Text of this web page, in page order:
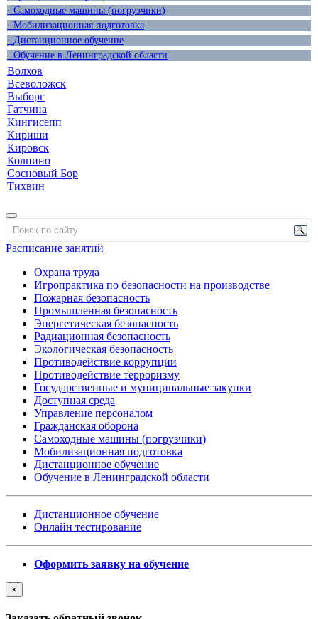
· Самоходные машины (погрузчики)
· Мобилизационная подготовка
· Дистанционное обучение
· Обучение в Ленинградской области
Волхов
Всеволожск
Выборг
Гатчина
Кингисепп
Кириши
Кировск
Колпино
Сосновый Бор
Тихвин
Расписание занятий
Охрана труда
Игропрактика по безопасности на производстве
Пожарная безопасность
Промышленная безопасность
Энергетическая безопасность
Радиационная безопасность
Экологическая безопасность
Противодействие коррупции
Противодействие терроризму
Государственные и муниципальные закупки
Доступная среда
Управление персоналом
Гражданская оборона
Самоходные машины (погрузчики)
Мобилизационная подготовка
Дистанционное обучение
Обучение в Ленинградской области
Дистанционное обучение
Онлайн тестирование
Оформить заявку на обучение
×